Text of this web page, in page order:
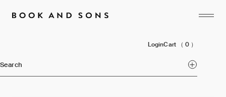
LoginCart （ 0 ）
Search